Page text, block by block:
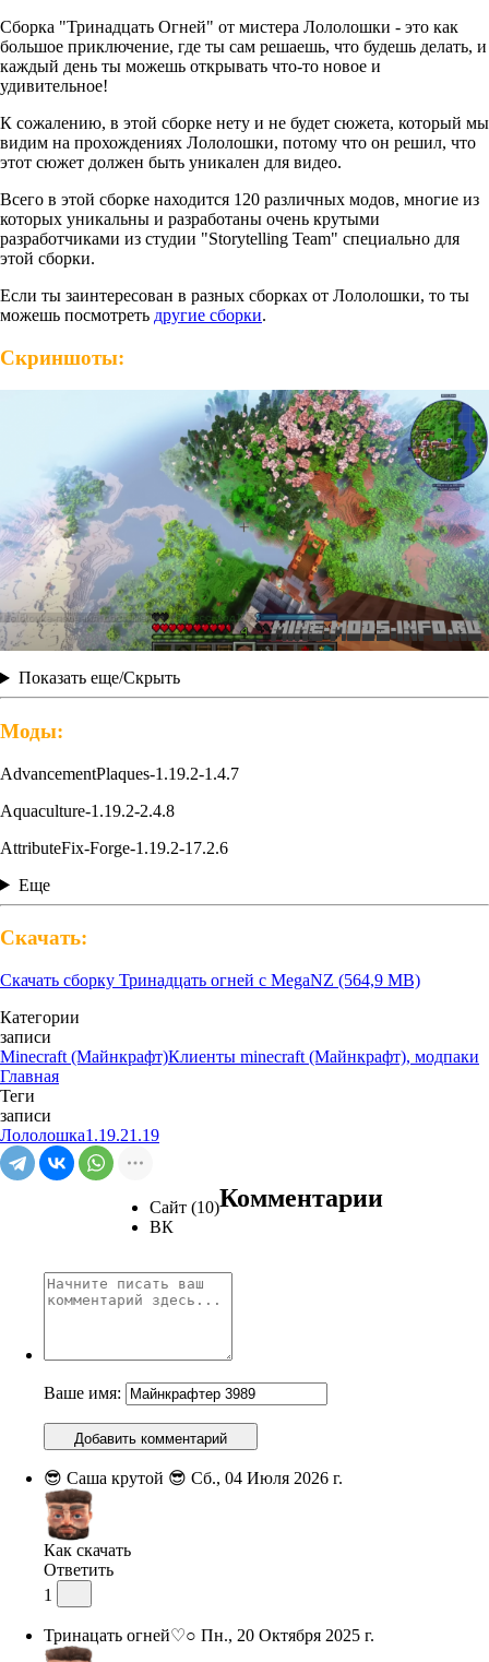
Сборка "Тринадцать Огней" от мистера Лололошки - это как
большое приключение, где ты сам решаешь, что будешь делать, и
каждый день ты можешь открывать что-то новое и
удивительное!
К сожалению, в этой сборке нету и не будет сюжета, который мы
видим на прохождениях Лололошки, потому что он решил, что
этот сюжет должен быть уникален для видео.
Всего в этой сборке находится 120 различных модов, многие из
которых уникальны и разработаны очень крутыми
разработчиками из студии "Storytelling Team" специально для
этой сборки.
Если ты заинтересован в разных сборках от Лололошки, то ты
можешь посмотреть другие сборки.
Скриншоты:
Показать еще/Скрыть
Моды:
AdvancementPlaques-1.19.2-1.4.7
Aquaculture-1.19.2-2.4.8
AttributeFix-Forge-1.19.2-17.2.6
Еще
Скачать:
Скачать сборку Тринадцать огней с MegaNZ (564,9 MB)
Категории
записи
Minecraft (Майнкрафт)Клиенты minecraft (Майнкрафт), модпаки
Главная
Теги
записи
Лололошка1.19.21.19
Сайт (10)
ВК
Комментарии
Ваше имя:
Добавить комментарий
😎 Саша крутой 😎 Сб., 04 Июля 2026 г.
Как скачать
Ответить
1
Тринацать огней♡○ Пн., 20 Октября 2025 г.